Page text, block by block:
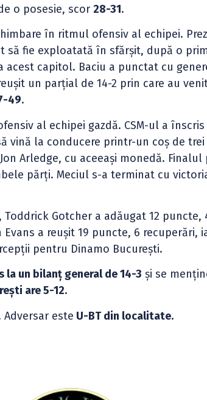
o posesie, scor 28-31.
în ritmul ofensiv al echipei.
să fie exploatată în sfărșit, după o
acest capitol. Baciu a punctat cu
un parțial de 14-2 prin care au
49.
al echipei gazdă. CSM-ul a
vină la conducere printr-un coș de
Arledge, cu aceeași monedă.
părți. Meciul s-a terminat cu
Gotcher a adăugat 12 puncte,
Evans a reușit 19 puncte, 6 recuperări,
pentru Dinamo București.
la un bilanț general de 14-3 și se
are 5-12.
Adversar este U-BT din localitate.